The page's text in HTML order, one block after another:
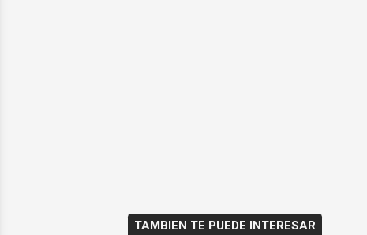
TAMBIEN TE PUEDE INTERESAR